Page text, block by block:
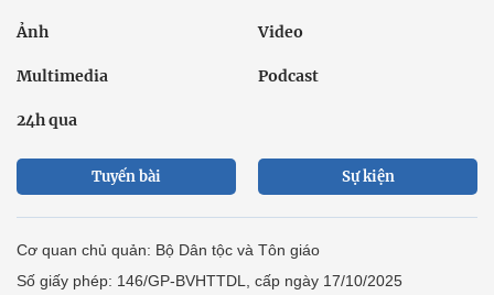
Ảnh Video
Multimedia Podcast
24h qua
Tuyến bài Sự kiện
Cơ quan chủ quản: Bộ Dân tộc và Tôn giáo
Số giấy phép: 146/GP-BVHTTDL, cấp ngày 17/10/2025